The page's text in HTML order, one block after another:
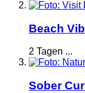
Beach
2 Tagen ...
Sober